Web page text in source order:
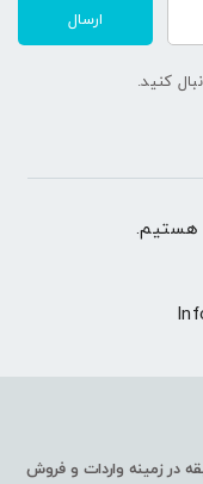
ارسال
کنید.
در زمینه واردات و فروش